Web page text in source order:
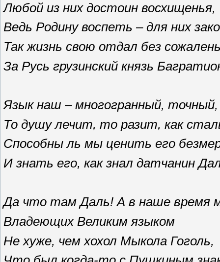
Любой из них достоин восхищенья,
Ведь Родину воспеть – для них
Так жизнь свою отдал без
За Русь грузинский князь
Язык наш – многогранный,
То душу лечит, то разит, как
Способны ль мы ценить его
И знать его, как знал датчанин
Да что там Даль! А в наше время
Владеющих Великим языком
Не хуже, чем хохол Мыкола Гоголь,